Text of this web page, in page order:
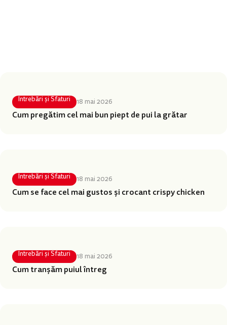
Întrebări și Sfaturi 18 mai 2026
Cum pregătim cel mai bun piept de pui la grătar
Întrebări și Sfaturi 18 mai 2026
Cum se face cel mai gustos și crocant crispy chicken
Întrebări și Sfaturi 18 mai 2026
Cum tranșăm puiul întreg